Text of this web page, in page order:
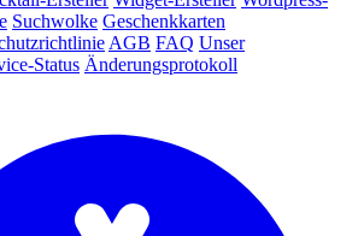
Suchwolke Geschenkkarten
AGB FAQ Unser
Status Änderungsprotokoll